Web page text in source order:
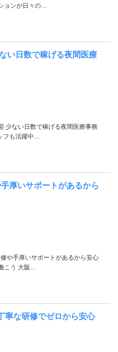
ョンが日々の…
い日数で稼げる夜間医療
少ない日数で稼げる夜間医療事務
フも活躍中…
厚いサポートがあるから
や手厚いサポートがあるから安心
こう 大阪…
寧な研修でゼロから安心